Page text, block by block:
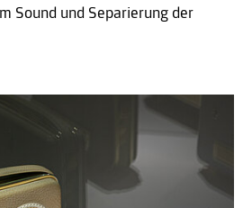
Sound und Separierung der